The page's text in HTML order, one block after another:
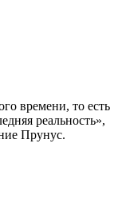
времени, то есть
реальность»,
Прунус.